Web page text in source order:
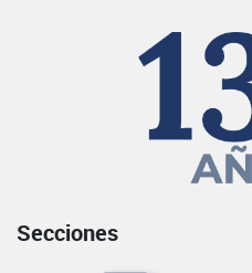
Secciones